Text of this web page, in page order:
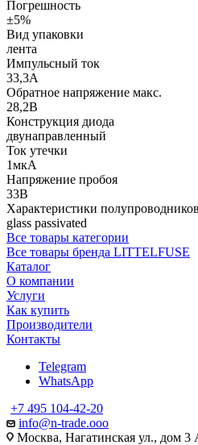
Погрешность
±5%
Вид упаковки
лента
Импульсный ток
33,3А
Обратное напряжение макс.
28,2В
Конструкция диода
двунаправленный
Ток утечки
1мкА
Напряжение пробоя
33В
Характеристики
glass passivated
Все товары категории
Все товары бренда LITTELFUSE
Каталог
О компании
Услуги
Как купить
Производители
Контакты
Telegram
WhatsApp
+7 495 104-42-20
info@n-trade.ooo
Москва, Нагатинская ул., дом 3